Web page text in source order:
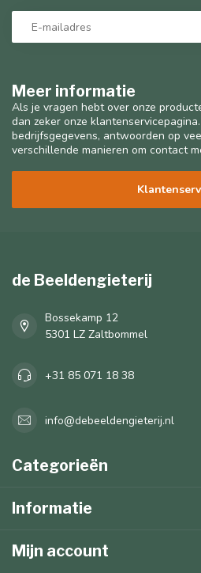
Meer informatie
Als je vragen hebt over onze
dan zeker onze
bedrijfsgegevens, antwoorden op
verschillende manieren om contact
de Beeldengieterij
Bossekamp 12
5301 LZ Zaltbommel
+31 85 071 18 38
info@debeeldengieterij.nl
Categorieën
Informatie
Mijn account